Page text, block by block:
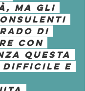
ma gli
di
con
questa
difficile e